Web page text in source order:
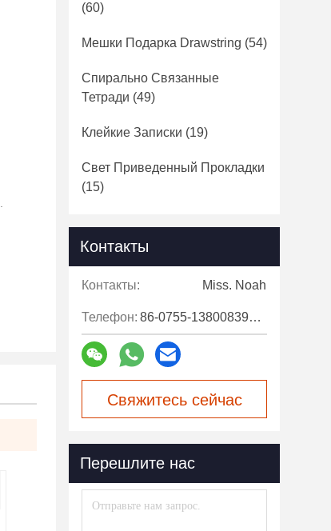
(60)
Мешки Подарка Drawstring (54)
Спирально Связанные
Тетради (49)
Клейкие Записки (19)
Свет Приведенный Прокладки
(15)
Контакты
Контакты: Miss. Noah
Телефон: 86-0755-13800839500
Свяжитесь сейчас
Перешлите нас